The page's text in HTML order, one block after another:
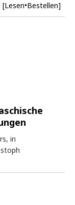
[Lesen•Bestellen]
in